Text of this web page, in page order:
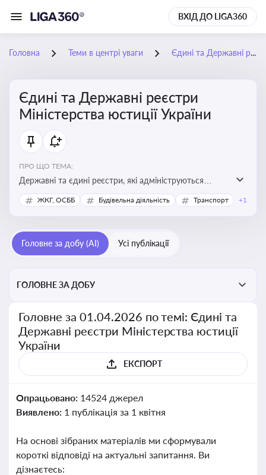
ВХІД ДО LIGA360
Головна Теми в центрі уваги Єдині та Державні реєстри Міністерства юстиції України
Єдині та Державні реєстри
Міністерства юстиції України
ПРО ЩО ТЕМА:
Державні та єдині реєстри, які адмініструються
Мінюстом України, і є ключовими інструментами для
юридичного захисту, ідентифікації прав, та
сімейних та майнових відносин
ЖКГ, ОСББ Будівельна діяльність Транспорт +1
Головне за добу (AI) Усі публікації
ГОЛОВНЕ ЗА ДОБУ
Головне за 01.04.2026 по темі: Єдині та
Державні реєстри Міністерства юстиції
України
ЕКСПОРТ
Опрацьовано: 14524 джерел
Виявлено: 1 публікація за 1 квітня
На основі зібраних матеріалів ми сформували
короткі відповіді на актуальні запитання. Ви
дізнаєтесь: